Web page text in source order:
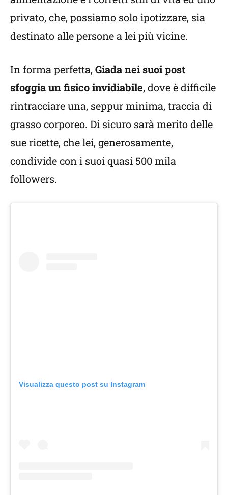
privato, che, possiamo solo ipotizzare, sia
destinato alle persone a lei più vicine.
In forma perfetta, Giada nei suoi post
sfoggia un fisico invidiabile, dove è difficile
rintracciare una, seppur minima, traccia di
grasso corporeo. Di sicuro sarà merito delle
sue ricette, che lei, generosamente,
condivide con i suoi quasi 500 mila
followers.
Visualizza questo post su Instagram